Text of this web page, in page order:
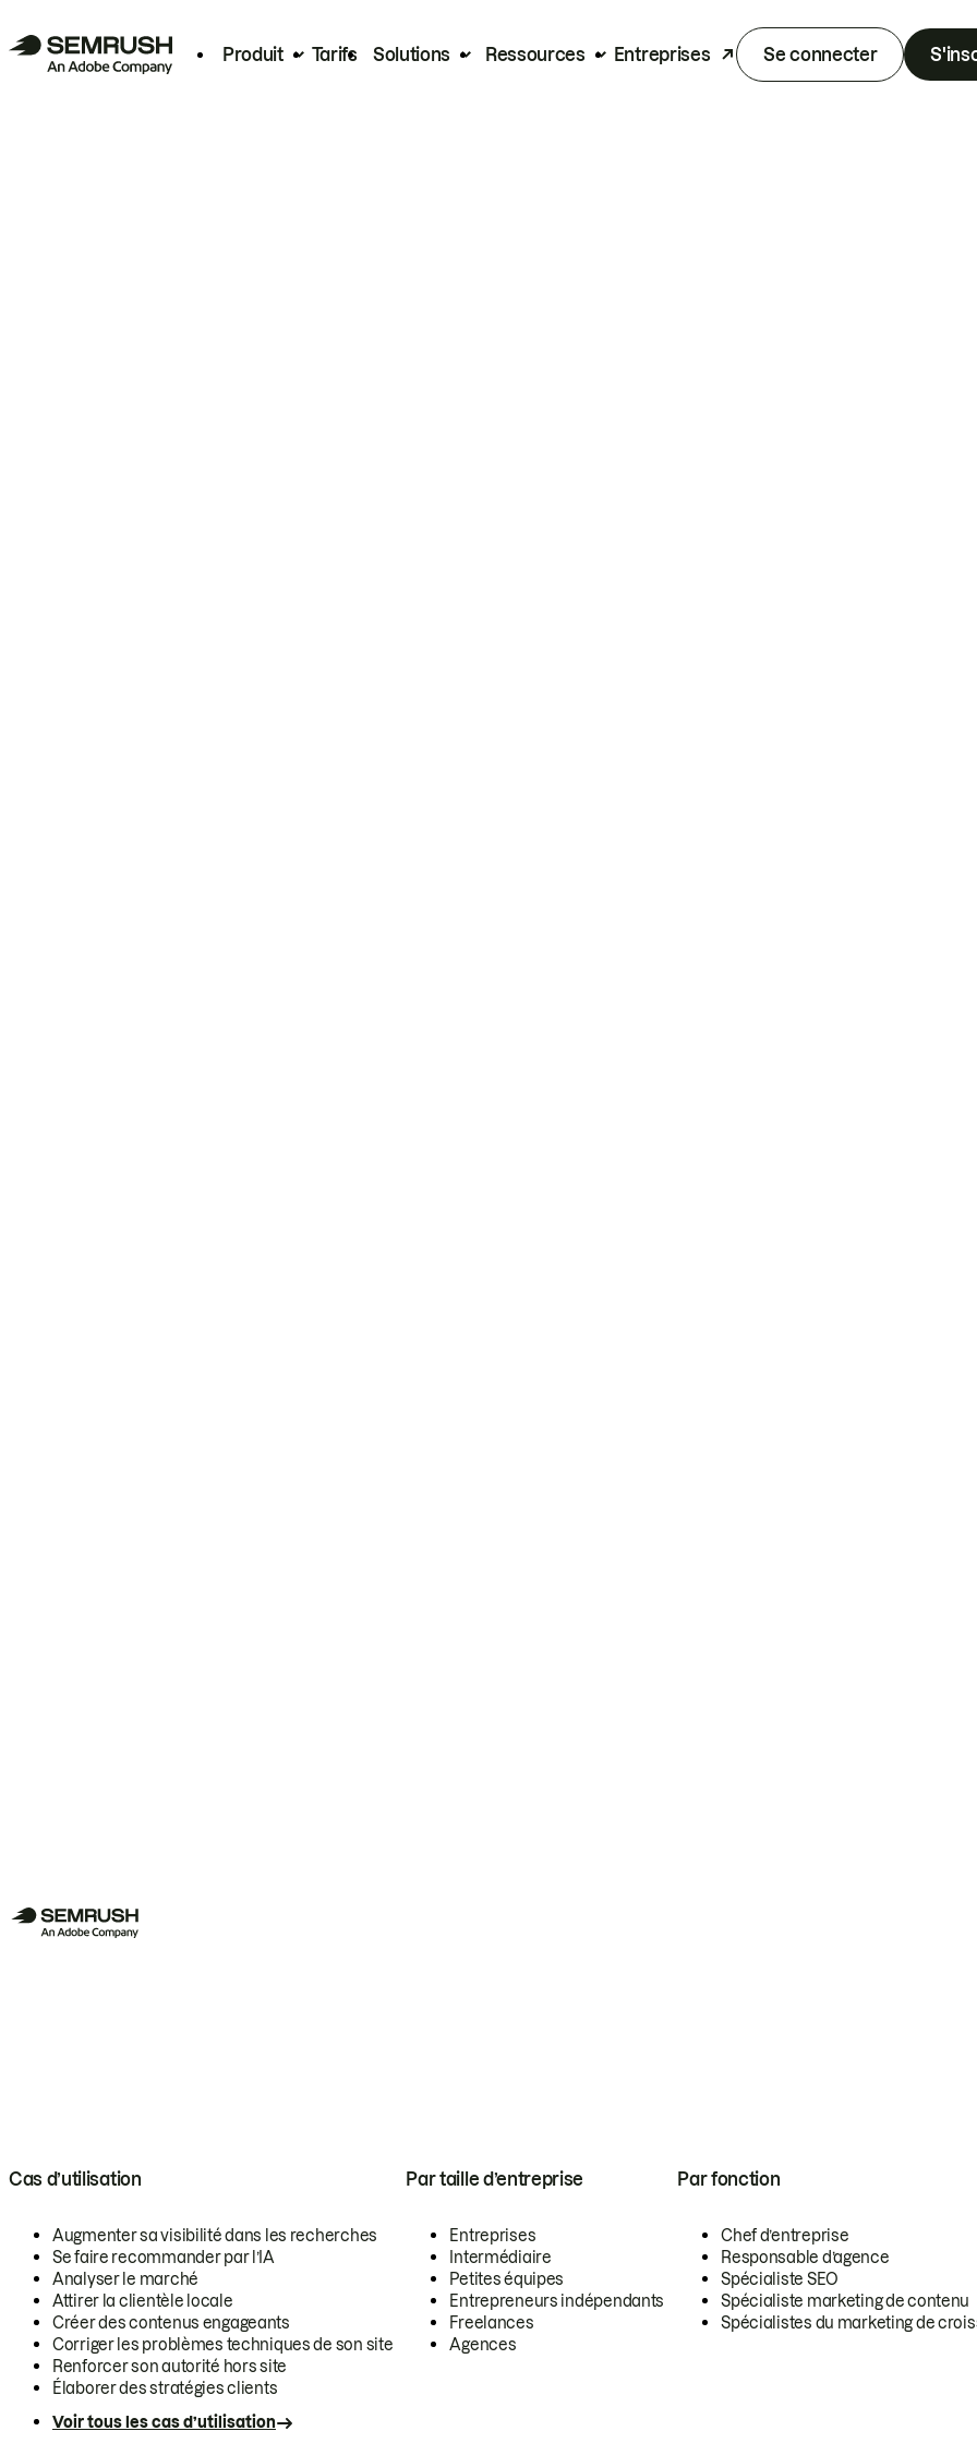
Produit Tarifs Solutions Ressources Entreprises Se connecter
Cas d’utilisation
Augmenter sa visibilité dans les recherches
Se faire recommander par l’IA
Analyser le marché
Attirer la clientèle locale
Créer des contenus engageants
Corriger les problèmes techniques de son site
Renforcer son autorité hors site
Élaborer des stratégies clients
Voir tous les cas d’utilisation
Par taille d’entreprise
Entreprises
Intermédiaire
Petites équipes
Entrepreneurs indépendants
Freelances
Agences
Par fonction
Chef d’entreprise
Responsable d’agence
Spécialiste SEO
Spécialiste marketing de contenu
Spécialistes du marketing de